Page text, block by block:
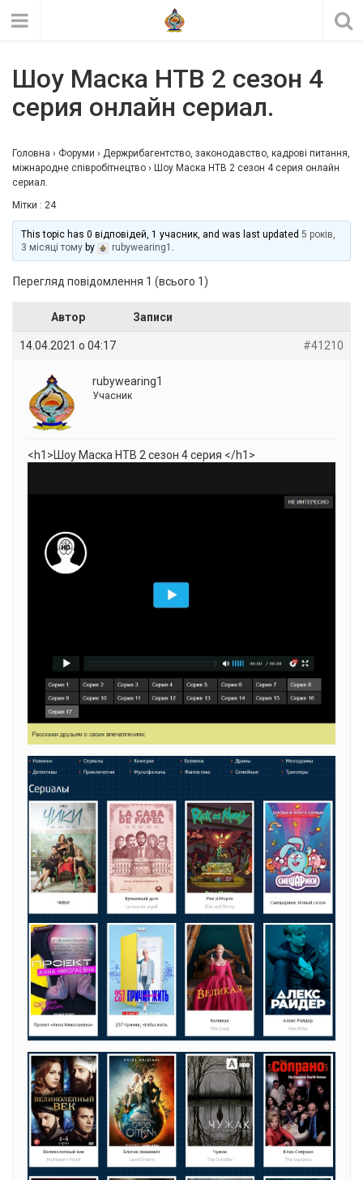
Шоу Маска НТВ 2 cезон 4
серия онлайн сериал.
Головна › Форуми › Держрибагентство, законодавство, кадрові питання,
міжнародне співробітнецтво › Шоу Маска НТВ 2 cезон 4 серия онлайн
сериал.
Мітки : 24
This topic has 0 відповідей, 1 учасник, and was last updated5 років,
3 місяці тому by rubywearing1 .
Перегляд повідомлення 1 (всього 1)
Автор Записи
14.04.2021 о 04:17 #41210
rubywearing1
Учасник
<h1>Шоу Маска НТВ 2 cезон 4 серия </h1>